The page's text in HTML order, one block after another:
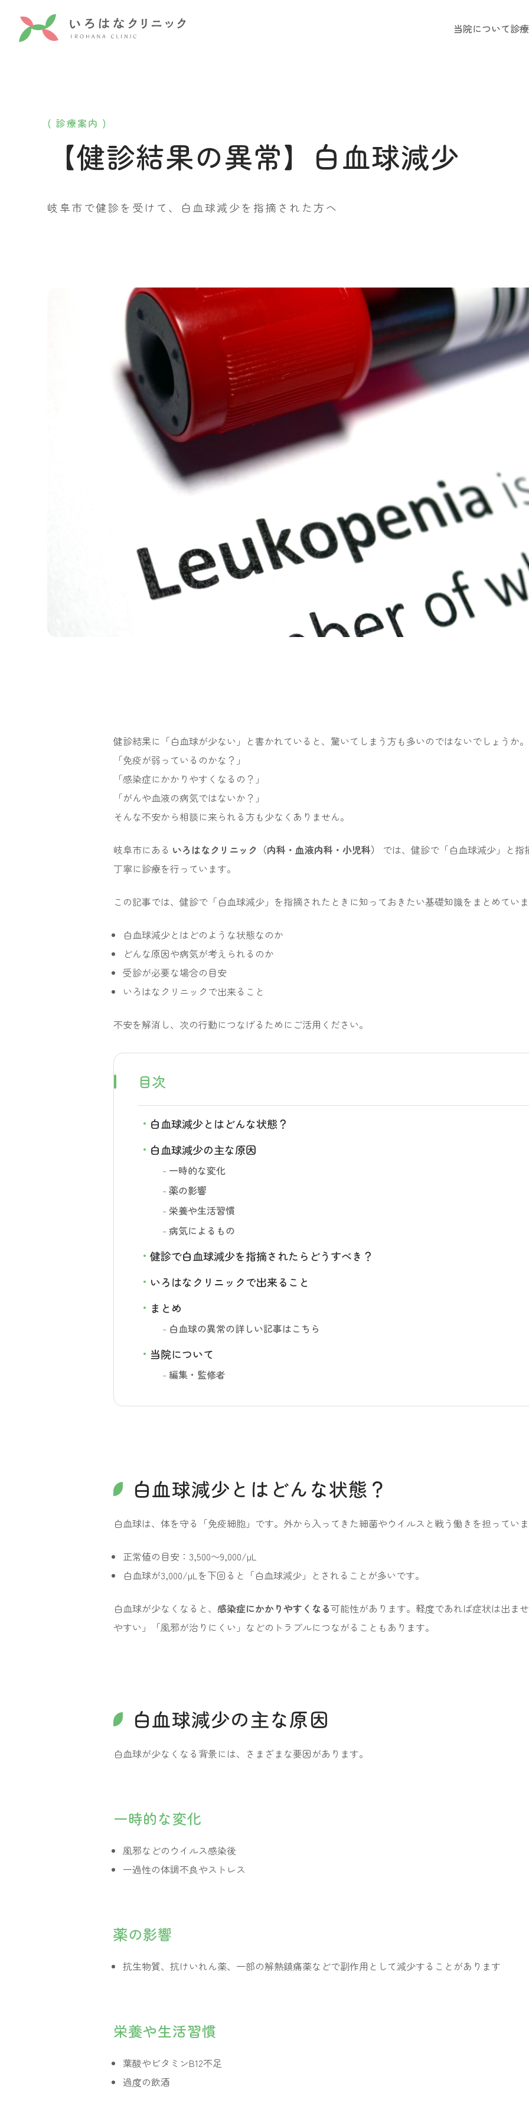
当院について診
( 診療案内 )
【健診結果の異常】白血球減少
岐阜市で健診を受けて、白血球減少を指摘された方へ
健診結果に「白血球が少ない」と書かれていると、驚いてしまう方も多いのではないでしょうか。
「免疫が弱っているのかな？」
「感染症にかかりやすくなるの？」
「がんや血液の病気ではないか？」
そんな不安から相談に来られる方も少なくありません。
岐阜市にある いろはなクリニック（内科・血液内科・小児科）
では、健診で「白血球減少」と
丁寧に診療を行っています。
この記事では、健診で「白血球減少」を指摘されたときに知っておきたい基礎知識をまとめてい
白血球減少とはどのような状態なのか
どんな原因や病気が考えられるのか
受診が必要な場合の目安
いろはなクリニックで出来ること
不安を解消し、次の行動につなげるためにご活用ください。
目次
白血球減少とはどんな状態？
白血球減少の主な原因
一時的な変化
薬の影響
栄養や生活習慣
病気によるもの
健診で白血球減少を指摘されたらどうすべき？
いろはなクリニックで出来ること
まとめ
白血球の異常の詳しい記事はこちら
当院について
編集・監修者
白血球減少とはどんな状態？
白血球は、体を守る「免疫細胞」です。外から入ってきた細菌やウイルスと戦う働きを担ってい
正常値の目安：3,500〜9,000/μL
白血球が3,000/μLを下回ると「白血球減少」とされることが多いです。
白血球が少なくなると、 感染症にかかりやすくなる可能性があります。軽度であれば症状は出ま
やすい」「風邪が治りにくい」などのトラブルにつながることもあります。
白血球減少の主な原因
白血球が少なくなる背景には、さまざまな要因があります。
一時的な変化
風邪などのウイルス感染後
一過性の体調不良やストレス
薬の影響
抗生物質、抗けいれん薬、一部の解熱鎮痛薬などで副作用として減少することがあります
栄養や生活習慣
葉酸やビタミンB12不足
過度の飲酒